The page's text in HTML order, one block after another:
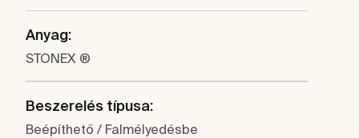
Anyag:
STONEX ®
Beszerelés típusa:
Beépíthető / Falmélyedésbe